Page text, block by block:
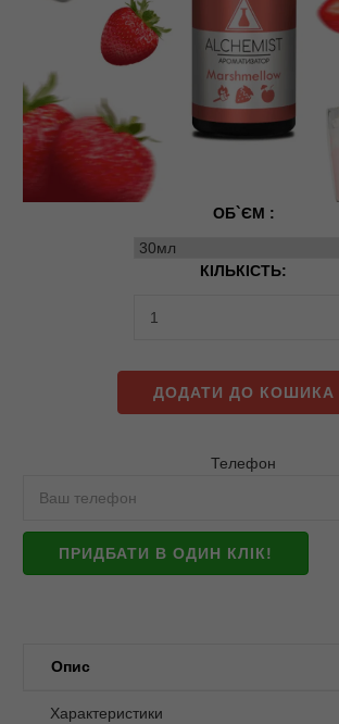
ОБ`ЄМ :
КІЛЬКІСТЬ:
ДОДАТИ ДО КОШИКА
Телефон
ПРИДБАТИ В ОДИН КЛІК!
Опис
Характеристики